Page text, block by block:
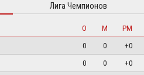
Лига Чемпионов
О М
РМ
0 0
+0
0 0
+0